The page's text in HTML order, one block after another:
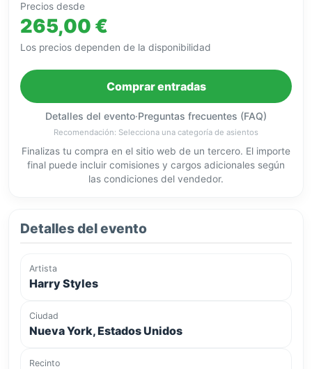
Precios desde
265,00 €
Los precios dependen de la disponibilidad
Comprar entradas
Detalles del evento·Preguntas frecuentes (FAQ)
Recomendación: Selecciona una categoría de asientos
Finalizas tu compra en el sitio web de un tercero. El importe
final puede incluir comisiones y cargos adicionales según
las condiciones del vendedor.
Detalles del evento
Artista
Harry Styles
Ciudad
Nueva York, Estados Unidos
Recinto